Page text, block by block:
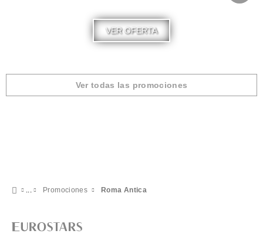
VER OFERTA
Ver todas las promociones
Promociones Roma Antica